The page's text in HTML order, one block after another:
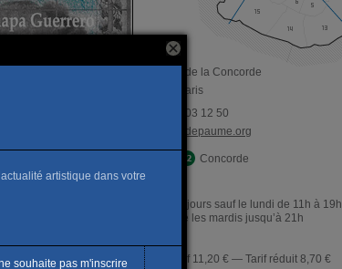
1, place de la Concorde
75008 Paris
T. 01 47 03 12 50
www.jeudepaume.org
Concorde
Tous les jours sauf le lundi de 11h à 19h
Nocturne les mardis jusqu’à 21h
Plein tarif 11,20 € — Tarif réduit 8,70 €